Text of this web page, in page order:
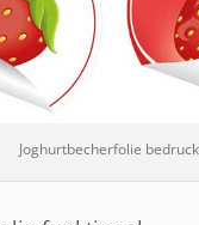
Joghurtbecherfolie